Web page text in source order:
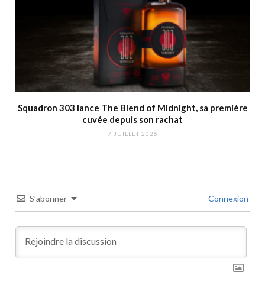
Squadron 303 lance The Blend of Midnight, sa première
cuvée depuis son rachat
7 JUILLET 2026
S’abonner Connexion